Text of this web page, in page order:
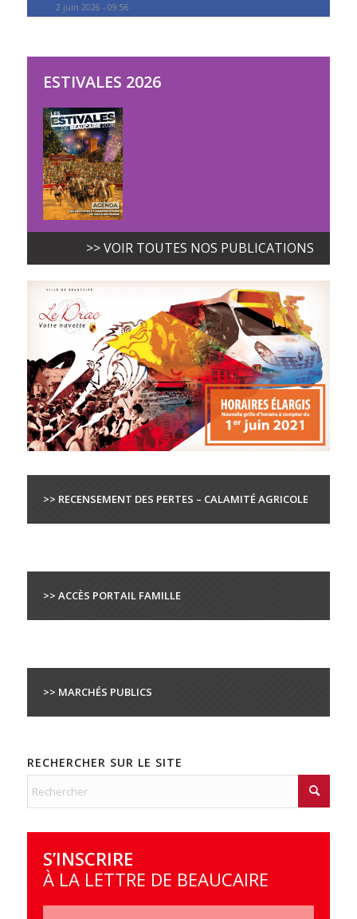
2 juin 2026 - 09:56
ESTIVALES 2026
>> VOIR TOUTES NOS PUBLICATIONS
>> RECENSEMENT DES PERTES – CALAMITÉ AGRICOLE
>> ACCÈS PORTAIL FAMILLE
>> MARCHÉS PUBLICS
RECHERCHER SUR LE SITE
S’INSCRIRE
À LA LETTRE DE BEAUCAIRE